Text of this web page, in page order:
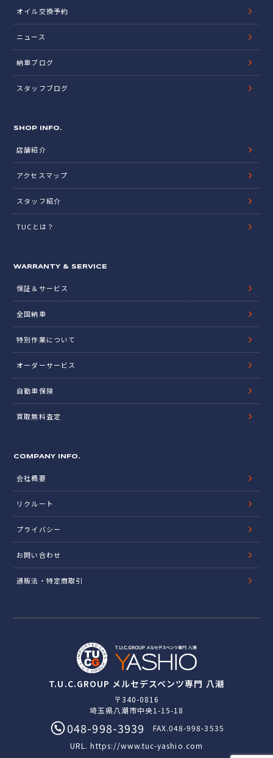
オイル交換予約
ニュース
納車ブログ
スタッフブログ
SHOP INFO.
店舗紹介
アクセスマップ
スタッフ紹介
TUCとは？
WARRANTY & SERVICE
保証＆サービス
全国納車
特別作業について
オーダーサービス
自動車保険
買取無料査定
COMPANY INFO.
会社概要
リクルート
プライバシー
お問い合わせ
通販法・特定商取引
T.U.C.GROUP メルセデスベンツ専門 八潮
〒340-0816
埼玉県八潮市中央1-15-18
048-998-3939
FAX.048-998-3535
URL.https://www.tuc-yashio.com